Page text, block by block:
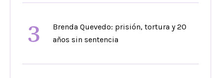
3
Brenda Quevedo: prisión, tortura y 20
años sin sentencia